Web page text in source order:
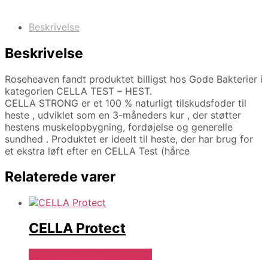
Beskrivelse
Beskrivelse
Roseheaven fandt produktet billigst hos Gode Bakterier i
kategorien CELLA TEST – HEST.
CELLA STRONG er et 100 % naturligt tilskudsfoder til
heste , udviklet som en 3-måneders kur , der støtter
hestens muskelopbygning, fordøjelse og generelle
sundhed . Produktet er ideelt til heste, der har brug for
et ekstra løft efter en CELLA Test (hårce
Relaterede varer
CELLA Protect